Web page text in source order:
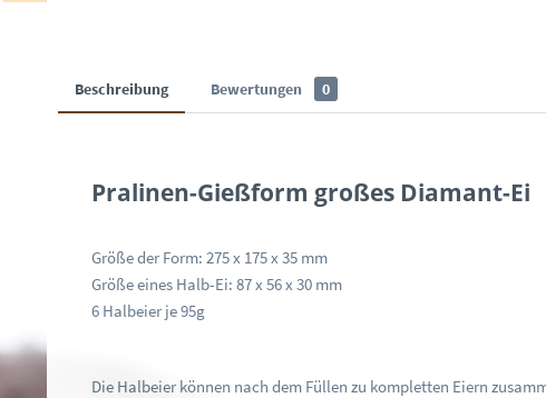
Beschreibung Bewertungen 0
Pralinen-Gießform großes Diamant-Ei
Größe der Form: 275 x 175 x 35 mm
Größe eines Halb-Ei: 87 x 56 x 30 mm
6 Halbeier je 95g
Die Halbeier können nach dem Füllen zu kompletten Eiern